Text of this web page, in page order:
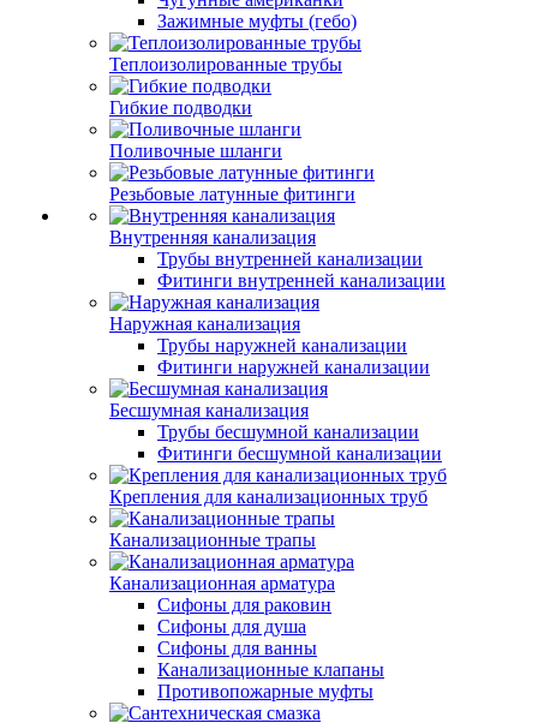
Зажимные муфты (гебо)
Теплоизолированные трубы
Гибкие подводки
Поливочные шланги
Резьбовые латунные фитинги
Внутренняя канализация
Трубы внутренней канализации
Фитинги внутренней канализации
Наружная канализация
Трубы наружней канализации
Фитинги наружней канализации
Бесшумная канализация
Трубы бесшумной канализации
Фитинги бесшумной канализации
Крепления для канализационных труб
Канализационные трапы
Канализационная арматура
Сифоны для раковин
Сифоны для душа
Сифоны для ванны
Канализационные клапаны
Противопожарные муфты